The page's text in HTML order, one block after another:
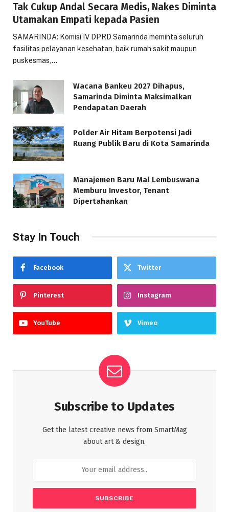
Tak Cukup Andal Secara Medis, Nakes Diminta
Utamakan Empati kepada Pasien
SAMARINDA: Komisi IV DPRD Samarinda meminta seluruh
fasilitas pelayanan kesehatan, baik rumah sakit maupun
puskesmas,…
Wacana Bankeu 2027 Dihapus,
Samarinda Diminta Maksimalkan
Pendapatan Daerah
Polder Air Hitam Berpotensi Jadi
Ruang Publik Baru di Kota Samarinda
Manajemen Baru Mal Lembuswana
Memburu Investor, Tenant
Dipertahankan
Stay In Touch
Facebook Twitter
Pinterest Instagram
YouTube Vimeo
Subscribe to Updates
Get the latest creative news from SmartMag
about art & design.